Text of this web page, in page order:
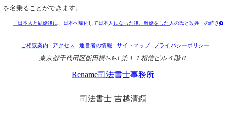
を名乗ることができます。
「日本人と結婚後に、日本へ帰化して日本人になった後、離婚をした人の氏と改姓」の続き
ご相談案内 アクセス 運営者の情報 サイトマップ プライバシーポリシー
東京都千代田区飯田橋4-3-3 第１１相信ビル４階Ｂ
Rename司法書士事務所
司法書士 吉越清顕